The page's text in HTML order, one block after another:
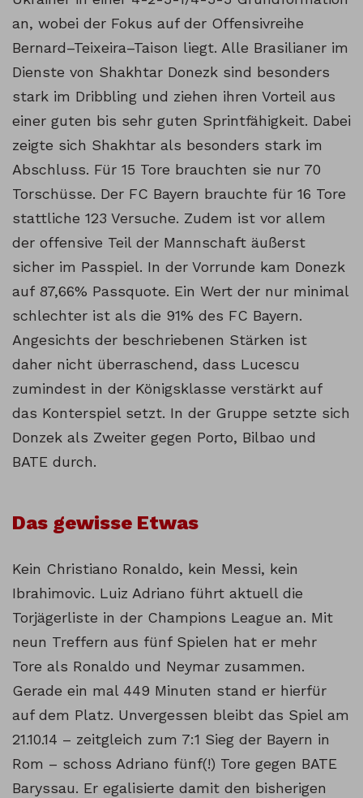
an, wobei der Fokus auf der Offensivreihe
Bernard–Teixeira–Taison liegt. Alle Brasilianer im
Dienste von Shakhtar Donezk sind besonders
stark im Dribbling und ziehen ihren Vorteil aus
einer guten bis sehr guten Sprintfähigkeit. Dabei
zeigte sich Shakhtar als besonders stark im
Abschluss. Für 15 Tore brauchten sie nur 70
Torschüsse. Der FC Bayern brauchte für 16 Tore
stattliche 123 Versuche. Zudem ist vor allem
der offensive Teil der Mannschaft äußerst
sicher im Passpiel. In der Vorrunde kam Donezk
auf 87,66% Passquote. Ein Wert der nur minimal
schlechter ist als die 91% des FC Bayern.
Angesichts der beschriebenen Stärken ist
daher nicht überraschend, dass Lucescu
zumindest in der Königsklasse verstärkt auf
das Konterspiel setzt. In der Gruppe setzte sich
Donzek als Zweiter gegen Porto, Bilbao und
BATE durch.
Das gewisse Etwas
Kein Christiano Ronaldo, kein Messi, kein
Ibrahimovic. Luiz Adriano führt aktuell die
Torjägerliste in der Champions League an. Mit
neun Treffern aus fünf Spielen hat er mehr
Tore als Ronaldo und Neymar zusammen.
Gerade ein mal 449 Minuten stand er hierfür
auf dem Platz. Unvergessen bleibt das Spiel am
21.10.14 – zeitgleich zum 7:1 Sieg der Bayern in
Rom – schoss Adriano fünf(!) Tore gegen BATE
Baryssau. Er egalisierte damit den bisherigen